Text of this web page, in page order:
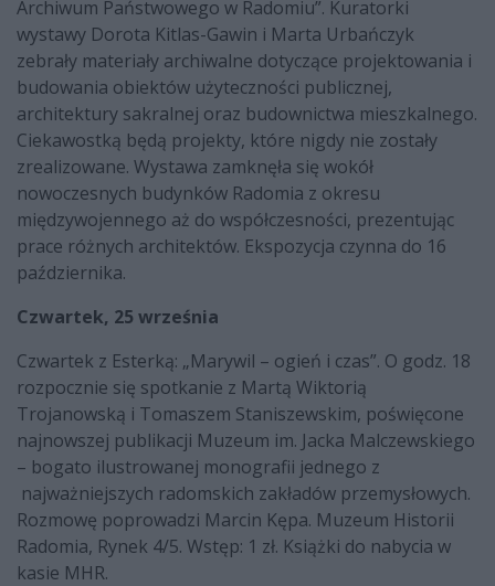
Archiwum Państwowego w Radomiu”. Kuratorki
wystawy Dorota Kitlas-Gawin i Marta Urbańczyk
zebrały materiały archiwalne dotyczące projektowania i
budowania obiektów użyteczności publicznej,
architektury sakralnej oraz budownictwa mieszkalnego.
Ciekawostką będą projekty, które nigdy nie zostały
zrealizowane. Wystawa zamknęła się wokół
nowoczesnych budynków Radomia z okresu
międzywojennego aż do współczesności, prezentując
prace różnych architektów. Ekspozycja czynna do 16
października.
Czwartek, 25 września
Czwartek z Esterką: „Marywil – ogień i czas”. O godz. 18
rozpocznie się spotkanie z Martą Wiktorią
Trojanowską i Tomaszem Staniszewskim, poświęcone
najnowszej publikacji Muzeum im. Jacka Malczewskiego
– bogato ilustrowanej monografii jednego z
najważniejszych radomskich zakładów przemysłowych.
Rozmowę poprowadzi Marcin Kępa. Muzeum Historii
Radomia, Rynek 4/5. Wstęp: 1 zł. Książki do nabycia w
kasie MHR.